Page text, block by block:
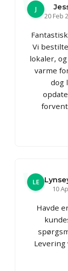
J
20 Feb
Vi
lokaler,
varme
dog
LE
10
Havde
Levering